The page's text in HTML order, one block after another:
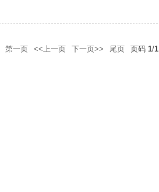
第一页 <<上一页 下一页>> 尾页 页码 1/1